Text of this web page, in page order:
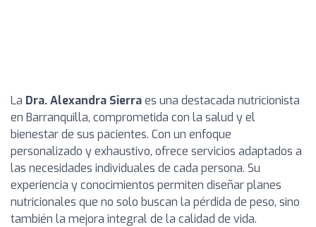
La Dra. Alexandra Sierraes una destacada nutricionista
en Barranquilla, comprometida con la salud y el
bienestar de sus pacientes. Con un enfoque
personalizado y exhaustivo, ofrece servicios adaptados a
las necesidades individuales de cada persona. Su
experiencia y conocimientos permiten diseñar planes
nutricionales que no solo buscan la pérdida de peso, sino
también la mejora integral de la calidad de vida.